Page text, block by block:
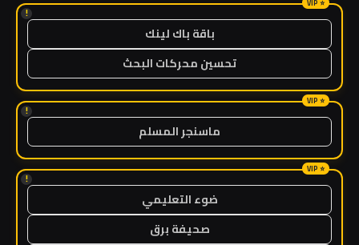
!
باقة باك لينك
تحسين محركات البحث
!
ماسنجر المسلم
!
ضوء التعليمي
صحيفة برق